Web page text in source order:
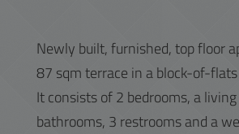
Newly built, furnished, top floor
87 sqm terrace in a block-of-
It consists of 2 bedrooms, a
bathrooms, 3 restrooms and a